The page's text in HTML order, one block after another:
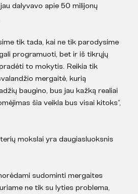
dalyvavo apie 50 milijonų
tik tada, kai ne tik parodysime
programuoti, bet ir iš tikrųjų
to mokytis. Reikia tik
mergaitė, kurią
baugino, bus jau kažką realiai
šia veikla bus visai kitoks”,
mokslai yra daugiasluoksnis
sudominti mergaites
ne tik su lyties problema,